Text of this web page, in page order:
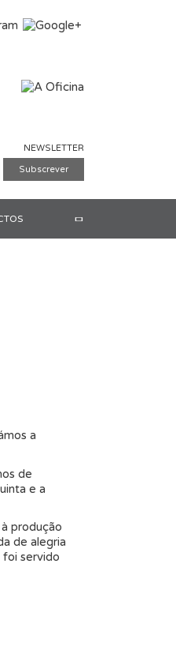
NEWSLETTER
Pesquisar
a
de
e a
produção
de alegria
foi servido